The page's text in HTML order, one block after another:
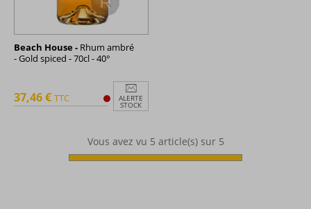
Beach House - Rhum ambré
- Gold spiced - 70cl - 40°
ALERTE
STOCK
37,46 € TTC
Vous avez vu 5 article(s) sur 5